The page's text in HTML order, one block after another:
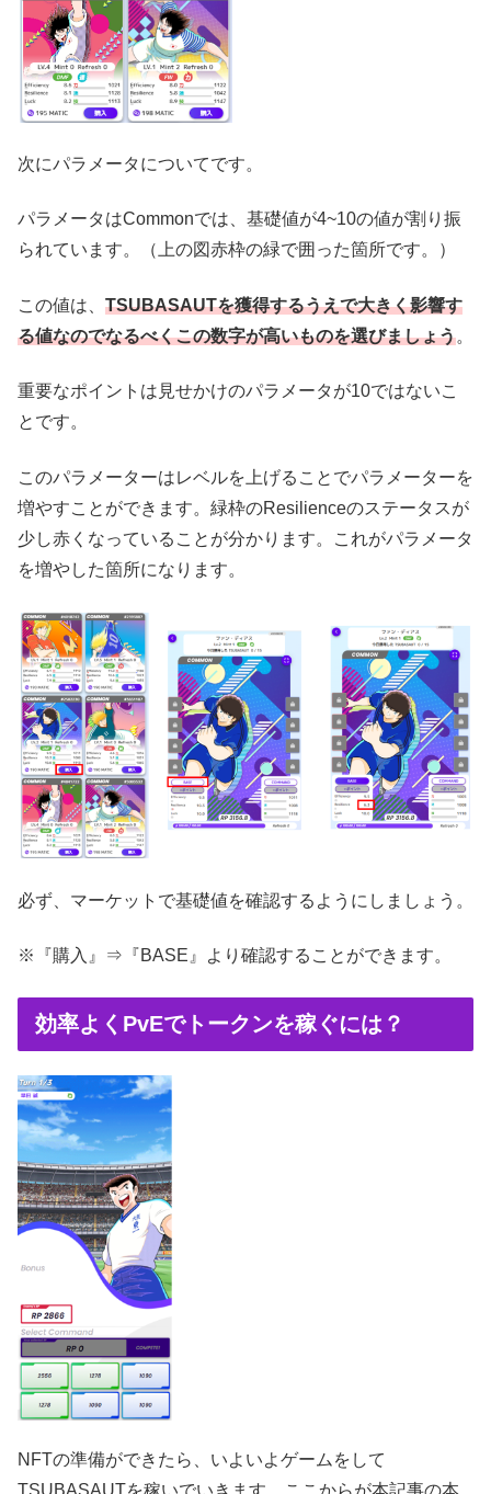
次にパラメータについてです。
パラメータはCommonでは、基礎値が4~10の値が割り振
られています。（上の図赤枠の緑で囲った箇所です。）
この値は、 TSUBASAUTを獲得するうえで大きく影響す
る値なのでなるべくこの数字が高いものを選びましょう。
重要なポイントは見せかけのパラメータが10ではないこ
とです。
このパラメーターはレベルを上げることでパラメーターを
増やすことができます。緑枠のResilienceのステータスが
少し赤くなっていることが分かります。これがパラメータ
を増やした箇所になります。
必ず、マーケットで基礎値を確認するようにしましょう。
※『購入』⇒『BASE』より確認することができます。
効率よくPvEでトークンを稼ぐには？
NFTの準備ができたら、いよいよゲームをして